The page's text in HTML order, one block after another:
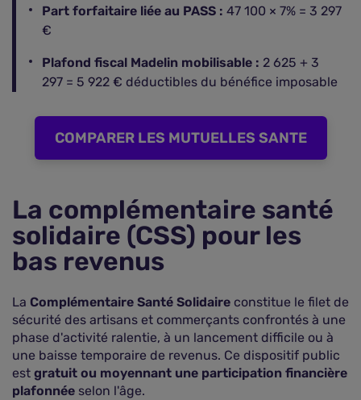
Part forfaitaire liée au PASS : 47 100 × 7% = 3 297
€
Plafond fiscal Madelin mobilisable : 2 625 + 3
297 = 5 922 € déductibles du bénéfice imposable
COMPARER LES MUTUELLES SANTE
La complémentaire santé
solidaire (CSS) pour les
bas revenus
La Complémentaire Santé Solidaire constitue le filet de
sécurité des artisans et commerçants confrontés à une
phase d'activité ralentie, à un lancement difficile ou à
une baisse temporaire de revenus. Ce dispositif public
est gratuit ou moyennant une participation financière
plafonnée selon l'âge.